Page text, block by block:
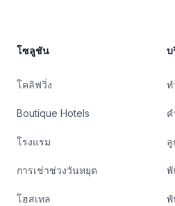
โซลูชัน
โคลิฟวิ่ง
Boutique Hotels
โรงแรม
การเช่าช่วงวันหยุด
โฮสเทล
บ
ท
ค
ลู
พั
พั